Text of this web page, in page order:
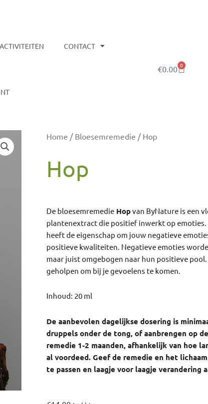
ACTIVITEITEN CONTACT
€0.00 0
Home / Bloesemremedie / Hop
Hop
De bloesemremedie Hopvan ByNature is een
plantenextract die positief inwerkt op
heeft de eigenschap om jouw negatieve
positieve kwaliteiten. Negatieve emoties
maar juist omgebogen naar hun positieve
geholpen om bij je gevoelens te komen.
Inhoud: 20 ml
De aanbevolen dagelijkse dosering is
druppels onder de tong, of aanbrengen op
remedie 1-2 maanden, afhankelijk van hoe
al voordeed. Geef de remedie en het
te passen en laagje voor laagje verandering